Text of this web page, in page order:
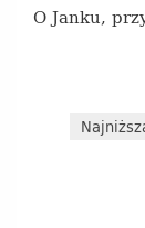
O Janku,